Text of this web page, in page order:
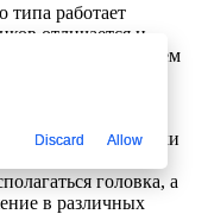
типа работает
отличается и
поэтому прежде чем
рекомендуется
какой тип заготовки
момента
головка, а
в различных
Discard Allow